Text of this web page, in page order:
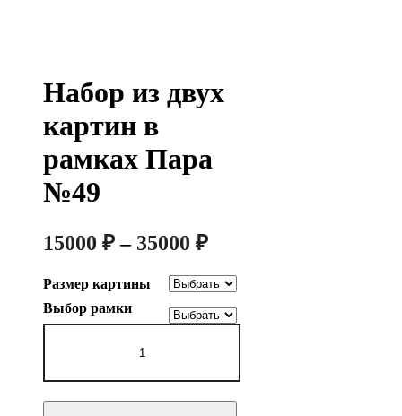
Набор из двух
картин в
рамках Пара
№49
15000 ₽ – 35000 ₽Диапазон
15000 ₽
–
Размер картины
Выбор рамки
товара
из